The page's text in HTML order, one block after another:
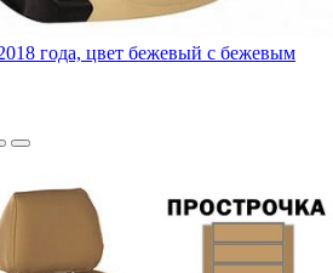
года, цвет бежевый с бежевым